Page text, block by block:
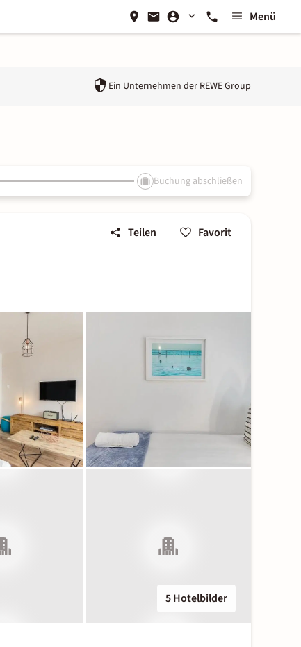
Menü
Ein Unternehmen der REWE Group
Buchung abschließen
Teilen Favorit
5 Hotelbilder